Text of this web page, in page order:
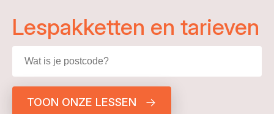
Lespakketten en tarieven
TOON ONZE LESSEN